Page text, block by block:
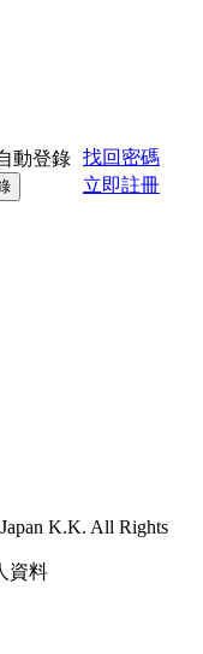
動登錄 找回密碼
立即註冊
K.K. All Rights
資料